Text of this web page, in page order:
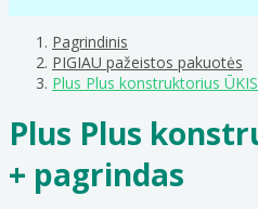
Pagrindinis
PIGIAU pažeistos pakuotės
Plus Plus konstruktorius
Plus Plus
+ pagrindas